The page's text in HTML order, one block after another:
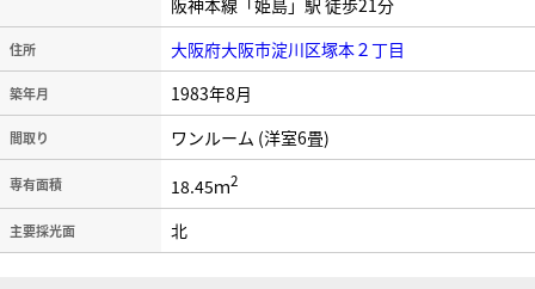
住所 大阪府大阪市淀川区塚本２丁目
築年月 1983年8月
間取り ワンルーム (洋室6畳)
専有面積 18.45ｍ2
主要採光面 北